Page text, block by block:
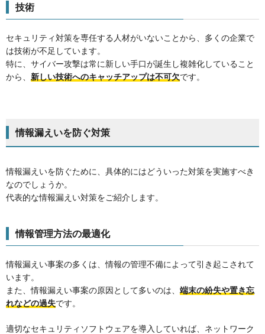
技術
セキュリティ対策を専任する人材がいないことから、多くの企業で
は技術が不足しています。
特に、サイバー攻撃は常に新しい手口が誕生し複雑化していること
から、 新しい技術へのキャッチアップは不可欠です。
情報漏えいを防ぐ対策
情報漏えいを防ぐために、具体的にはどういった対策を実施すべき
なのでしょうか。
代表的な情報漏えい対策をご紹介します。
情報管理方法の最適化
情報漏えい事案の多くは、情報の管理不備によって引き起こされて
います。
また、情報漏えい事案の原因として多いのは、 端末の紛失や置き忘
れなどの過失です。
適切なセキュリティソフトウェアを導入していれば、ネットワーク